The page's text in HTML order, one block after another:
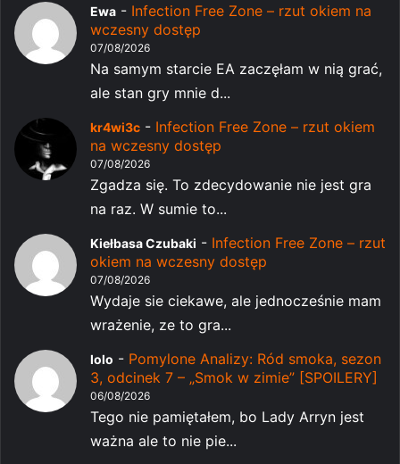
Ewa - Infection Free Zone – rzut okiem na
wczesny dostęp
07/08/2026
Na samym starcie EA zaczęłam w nią grać,
ale stan gry mnie d...
kr4wi3c - Infection Free Zone – rzut okiem
na wczesny dostęp
07/08/2026
Zgadza się. To zdecydowanie nie jest gra
na raz. W sumie to...
Kiełbasa Czubaki - Infection Free Zone – rzut
okiem na wczesny dostęp
07/08/2026
Wydaje sie ciekawe, ale jednocześnie mam
wrażenie, ze to gra...
lolo - Pomylone Analizy: Ród smoka, sezon
3, odcinek 7 – „Smok w zimie” [SPOILERY]
06/08/2026
Tego nie pamiętałem, bo Lady Arryn jest
ważna ale to nie pie...